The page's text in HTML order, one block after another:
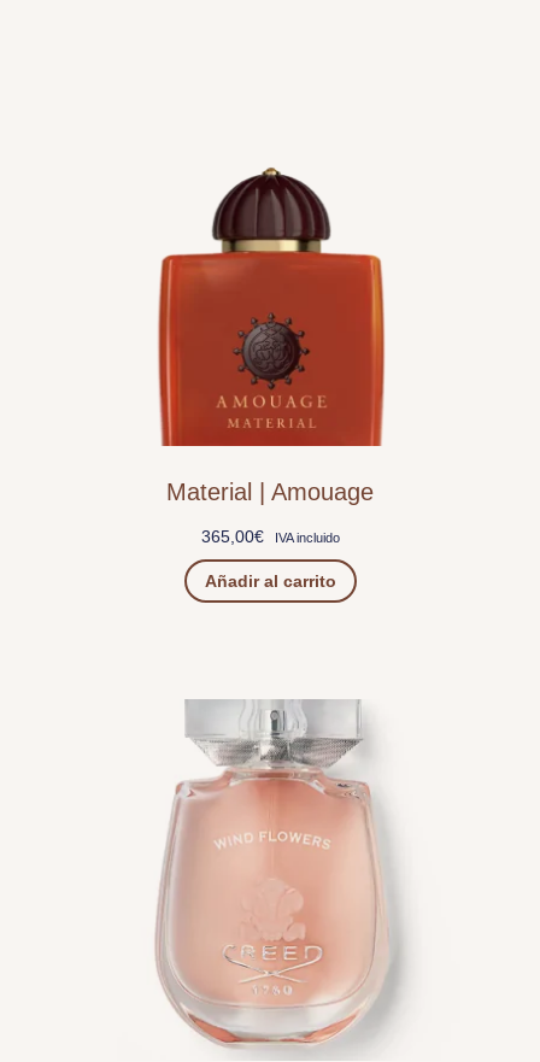
Material | Amouage
365,00€ IVA incluido
Añadir al carrito